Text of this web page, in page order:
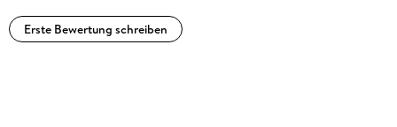
Erste Bewertung schreiben